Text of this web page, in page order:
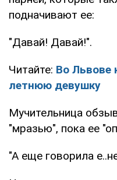
подначивают ее:
"Давай! Давай!".
Читайте: Во Львове
летнюю девушку
Мучительница
"мразью", пока ее
"А еще говорила